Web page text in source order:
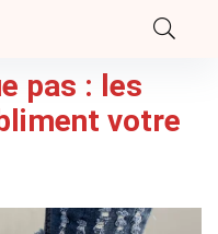
pas : les
votre